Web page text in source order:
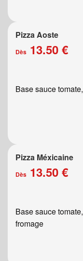
Pizza Aoste
Dès 13.50 €
Base sauce
Pizza Méxicaine
Dès 13.50 €
Base sauce
fromage